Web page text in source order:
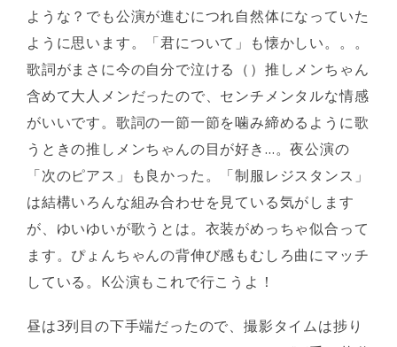
ような？でも公演が進むにつれ自然体になっていた
ように思います。「君について」も懐かしい。。。
歌詞がまさに今の自分で泣ける（）推しメンちゃん
含めて大人メンだったので、センチメンタルな情感
がいいです。歌詞の一節一節を噛み締めるように歌
うときの推しメンちゃんの目が好き…。夜公演の
「次のピアス」も良かった。「制服レジスタンス」
は結構いろんな組み合わせを見ている気がします
が、ゆいゆいが歌うとは。衣装がめっちゃ似合って
ます。ぴょんちゃんの背伸び感もむしろ曲にマッチ
している。K公演もこれで行こうよ！
昼は3列目の下手端だったので、撮影タイムは捗り